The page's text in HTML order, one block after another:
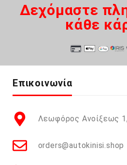
Δεχόμαστε
κάθε
Επικοινωνία
Λεωφόρος Ανοίξεως
orders@autokinisi.shop